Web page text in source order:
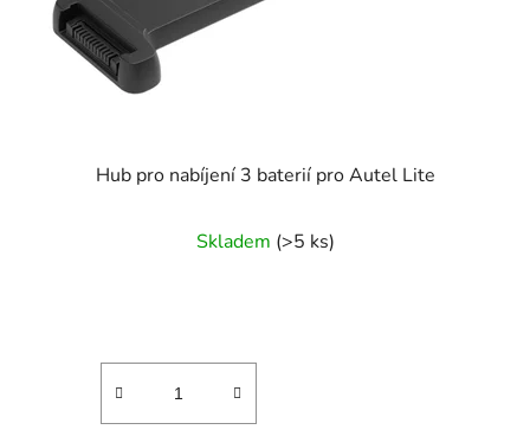
Hub pro nabíjení 3 baterií pro Autel Lite
Skladem (>5 ks)